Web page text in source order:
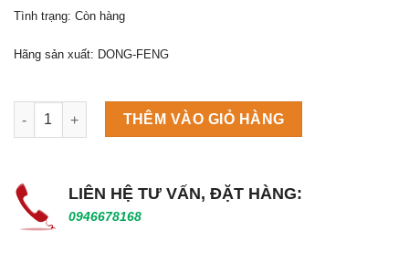
Tình trạng: Còn hàng
Hãng sản xuất: DONG-FENG
Máy làm đá viên Scotsman NW458AS số lượng
THÊM VÀO GIỎ HÀNG
LIÊN HỆ TƯ VẤN, ĐẶT HÀNG:
0946678168